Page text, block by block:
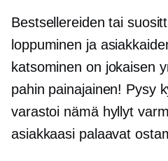
Bestsellereiden tai
loppuminen ja
katsominen on jokaisen
pahin painajainen! Pysy
varastoi nämä hyllyt
asiakkaasi palaavat